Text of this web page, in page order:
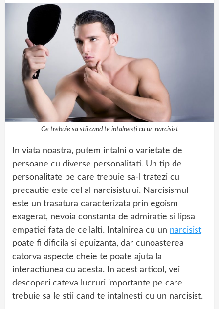
Ce trebuie sa stii cand te intalnesti cu un narcisist
In viata noastra, putem intalni o varietate de
persoane cu diverse personalitati. Un tip de
personalitate pe care trebuie sa-l tratezi cu
precautie este cel al narcisistului. Narcisismul
este un trasatura caracterizata prin egoism
exagerat, nevoia constanta de admiratie si lipsa
empatiei fata de ceilalti. Intalnirea cu un narcisist
poate fi dificila si epuizanta, dar cunoasterea
catorva aspecte cheie te poate ajuta la
interactiunea cu acesta. In acest articol, vei
descoperi cateva lucruri importante pe care
trebuie sa le stii cand te intalnesti cu un narcisist.